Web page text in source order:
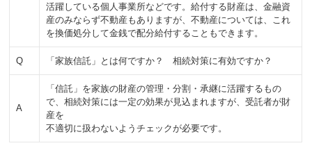
活躍している個人事業所などです。給付する財産は、金融資
産のみならず不動産もありますが、不動産については、これ
を換価処分して金銭で配分給付することもできます。
Q 「家族信託」とは何ですか？ 相続対策に有効ですか？
A
「信託」を家族の財産の管理・分割・承継に活躍するもの
で、相続対策には一定の効果が見込まれますが、受託者が財
産を
不適切に扱わないようチェックが必要です。